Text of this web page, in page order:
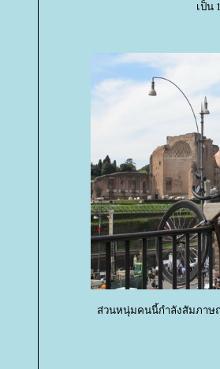
เป็น
ส่วนหนุ่มคนนี้กำลังสัมภาษ